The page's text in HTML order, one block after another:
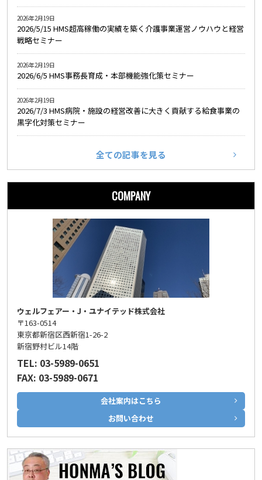
2026/5/15 HMS超高稼働の実績を築く介護事業運営ノウハウと経営
戦略セミナー
2026年2月19日
2026/6/5 HMS事務長育成・本部機能強化策セミナー
2026年2月19日
2026/7/3 HMS病院・施設の経営改善に大きく貢献する給食事業の
黒字化対策セミナー
2026年2月19日
全ての記事を見る
COMPANY
ウェルフェアー・J・ユナイテッド株式会社
〒163-0514
東京都新宿区西新宿1-26-2
新宿野村ビル14階
TEL: 03-5989-0651
FAX: 03-5989-0671
会社案内はこちら
お問い合わせ